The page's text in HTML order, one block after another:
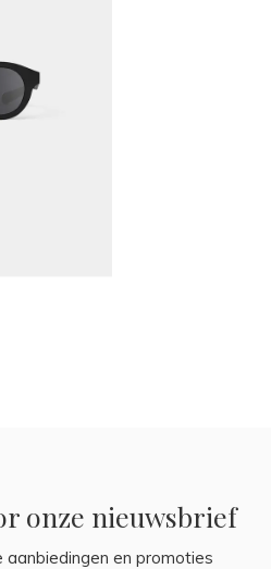
onze nieuwsbrief
en promoties